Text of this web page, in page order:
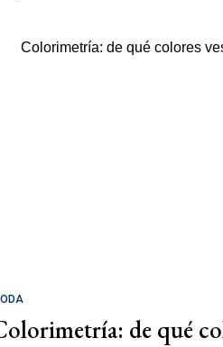
de qué